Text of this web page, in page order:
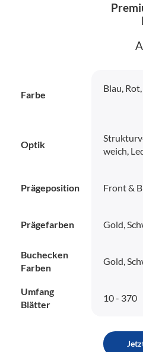
Farbe
Blau,
Optik
weich,
Prägeposition Front &
Prägefarben Gold,
Buchecken
Farben
Gold,
Umfang
Blätter
10 - 370